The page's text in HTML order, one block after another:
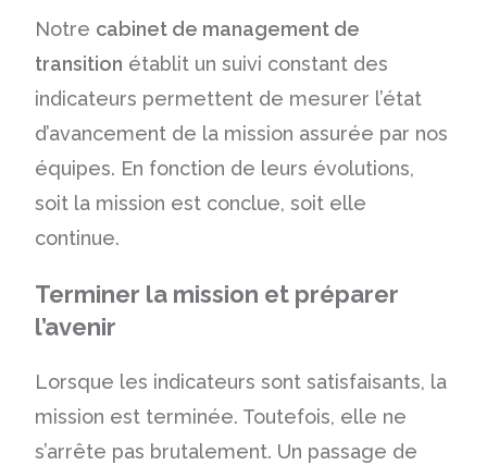
Notre cabinet de management de
transition établit un suivi constant des
indicateurs permettent de mesurer l’état
d’avancement de la mission assurée par nos
équipes. En fonction de leurs évolutions,
soit la mission est conclue, soit elle
continue.
Terminer la mission et préparer
l’avenir
Lorsque les indicateurs sont satisfaisants, la
mission est terminée. Toutefois, elle ne
s’arrête pas brutalement. Un passage de